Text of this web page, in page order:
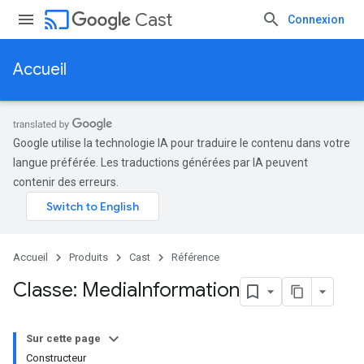
cast Cast Connexion
Accueil
Google utilise la technologie IA pour traduire le contenu dans votre
langue préférée. Les traductions générées par IA peuvent
contenir des erreurs.
Accueil Produits Cast Référence
Classe: MediaInformation
Sur cette page
Constructeur